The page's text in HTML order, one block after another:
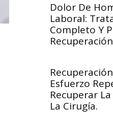
Dolor De
Laboral:
Completo Y
Recuperación
Esfuerzo
Recuperar
La Cirugía.